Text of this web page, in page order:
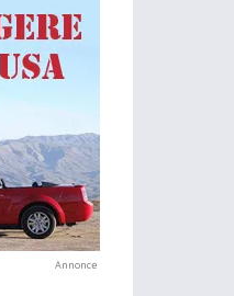
Annonce